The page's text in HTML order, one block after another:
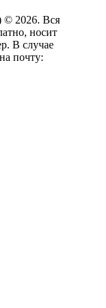
© 2026. Вся
носит
В случае
почту: